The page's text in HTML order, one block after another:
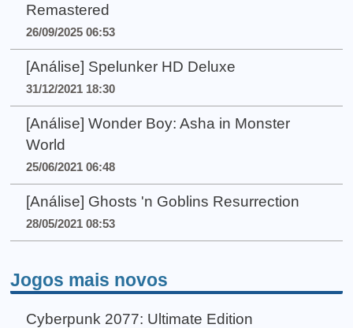
Remastered
26/09/2025 06:53
[Análise] Spelunker HD Deluxe
31/12/2021 18:30
[Análise] Wonder Boy: Asha in Monster
World
25/06/2021 06:48
[Análise] Ghosts 'n Goblins Resurrection
28/05/2021 08:53
Jogos mais novos
Cyberpunk 2077: Ultimate Edition